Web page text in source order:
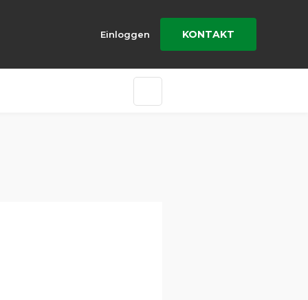
Einloggen KONTAKT